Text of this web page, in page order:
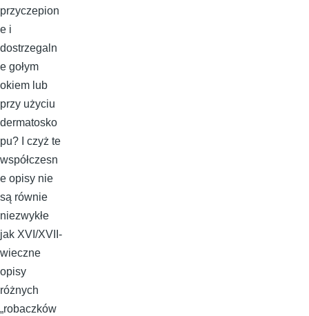
przyczepion
e i
dostrzegaln
e gołym
okiem lub
przy użyciu
dermatosko
pu? I czyż te
współczesn
e opisy nie
są równie
niezwykłe
jak XVI/XVII-
wieczne
opisy
różnych
„robaczków